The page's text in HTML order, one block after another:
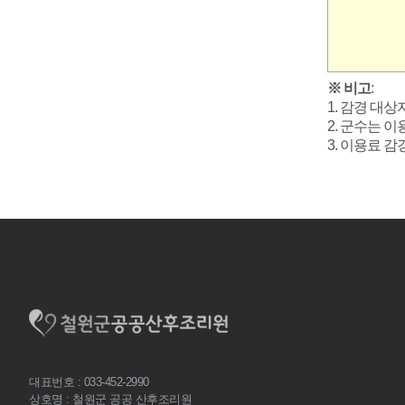
※ 비고:
1. 감경 대상
2. 군수는 이
3. 이용료 감
대표번호 : 033-452-2990
상호명 : 철원군 공공 산후조리원